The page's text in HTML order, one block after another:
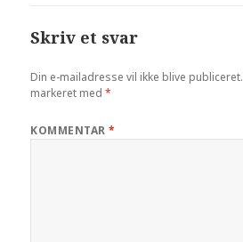
Skriv et svar
Din e-mailadresse vil ikke blive publiceret.
markeret med*
KOMMENTAR*